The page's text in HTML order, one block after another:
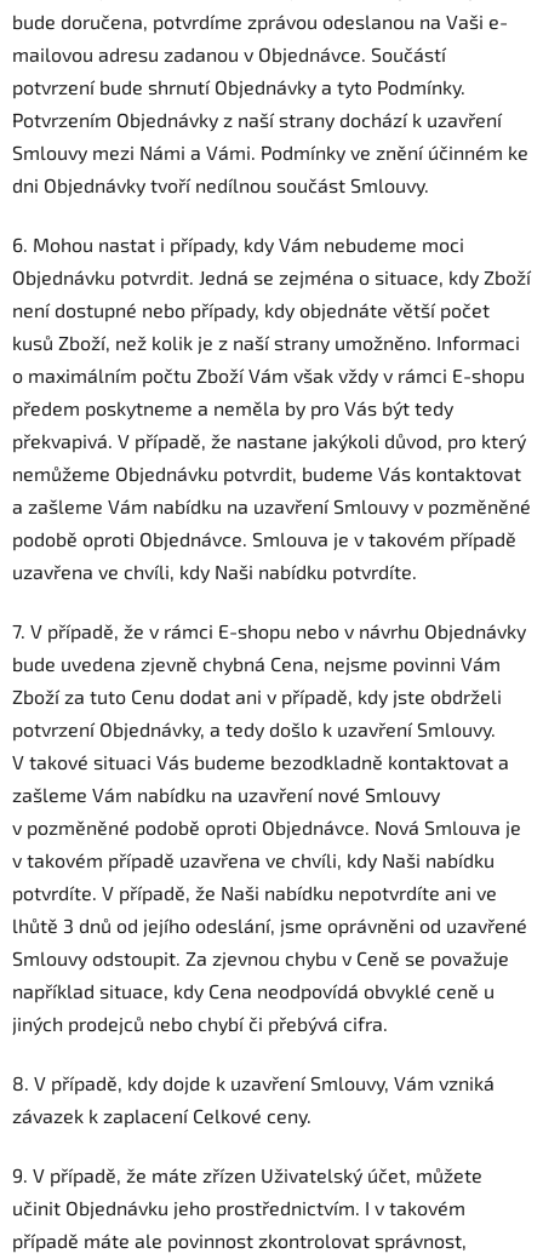
bude doručena, potvrdíme zprávou odeslanou na Vaši e-
mailovou adresu zadanou v Objednávce. Součástí
potvrzení bude shrnutí Objednávky a tyto Podmínky.
Potvrzením Objednávky z naší strany dochází k uzavření
Smlouvy mezi Námi a Vámi. Podmínky ve znění účinném ke
dni Objednávky tvoří nedílnou součást Smlouvy.
6. Mohou nastat i případy, kdy Vám nebudeme moci
Objednávku potvrdit. Jedná se zejména o situace, kdy Zboží
není dostupné nebo případy, kdy objednáte větší počet
kusů Zboží, než kolik je z naší strany umožněno. Informaci
o maximálním počtu Zboží Vám však vždy v rámci E-shopu
předem poskytneme a neměla by pro Vás být tedy
překvapivá. V případě, že nastane jakýkoli důvod, pro který
nemůžeme Objednávku potvrdit, budeme Vás kontaktovat
a zašleme Vám nabídku na uzavření Smlouvy v pozměněné
podobě oproti Objednávce. Smlouva je v takovém případě
uzavřena ve chvíli, kdy Naši nabídku potvrdíte.
7. V případě, že v rámci E-shopu nebo v návrhu Objednávky
bude uvedena zjevně chybná Cena, nejsme povinni Vám
Zboží za tuto Cenu dodat ani v případě, kdy jste obdrželi
potvrzení Objednávky, a tedy došlo k uzavření Smlouvy.
V takové situaci Vás budeme bezodkladně kontaktovat a
zašleme Vám nabídku na uzavření nové Smlouvy
v pozměněné podobě oproti Objednávce. Nová Smlouva je
v takovém případě uzavřena ve chvíli, kdy Naši nabídku
potvrdíte. V případě, že Naši nabídku nepotvrdíte ani ve
lhůtě 3 dnů od jejího odeslání, jsme oprávněni od uzavřené
Smlouvy odstoupit. Za zjevnou chybu v Ceně se považuje
například situace, kdy Cena neodpovídá obvyklé ceně u
jiných prodejců nebo chybí či přebývá cifra.
8. V případě, kdy dojde k uzavření Smlouvy, Vám vzniká
závazek k zaplacení Celkové ceny.
9. V případě, že máte zřízen Uživatelský účet, můžete
učinit Objednávku jeho prostřednictvím. I v takovém
případě máte ale povinnost zkontrolovat správnost,